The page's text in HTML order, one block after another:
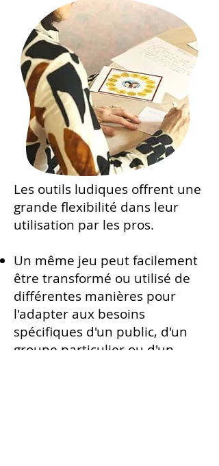
Les outils ludiques offrent une
grande flexibilité dans leur
utilisation par les pros.
Un même jeu peut facilement
être transformé ou utilisé de
différentes manières pour
l'adapter aux besoins
spécifiques d'un public, d'un
groupe particulier ou d'un